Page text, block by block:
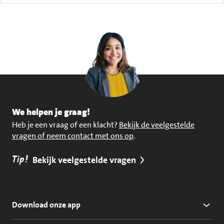
We helpen je graag!
Heb je een vraag of een klacht? Bekijk de veelgestelde
vragen of neem contact met ons op.
Tip! Bekijk veelgestelde vragen
Download onze app